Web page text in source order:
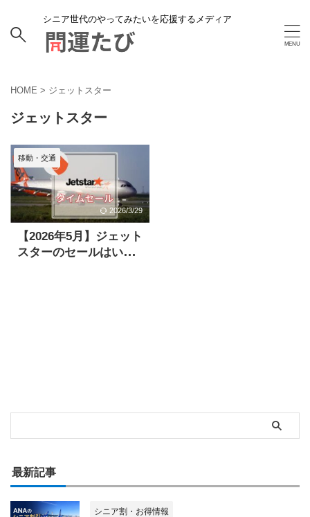
シニア世代のやってみたいを応援するメディア
HOME > ジェットスター
ジェットスター
移動・交通
2026/3/29
【2026年5月】ジェット
スターのセールはい
最新記事
シニア割・お得情報